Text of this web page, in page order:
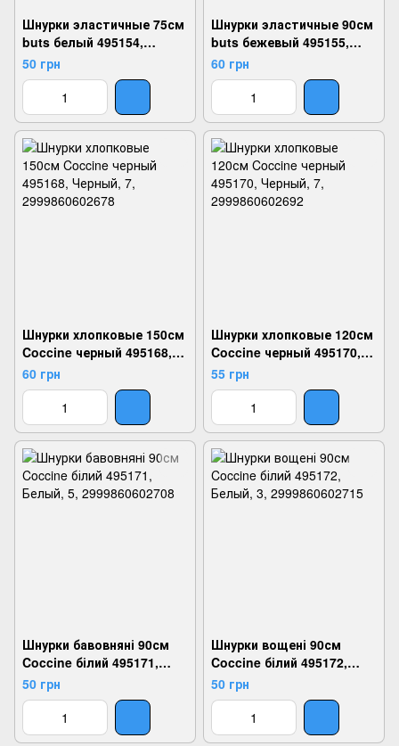
Шнурки эластичные 75см
buts белый 495154,
Черный, 2, 2999860586398
50 грн
Шнурки эластичные 90см
buts бежевый 495155,
Бежевый, 2,
2999860586404
60 грн
Шнурки хлопковые 150см
Coccine черный 495168,
Черный, 7, 2999860602678
60 грн
Шнурки хлопковые 120см
Coccine черный 495170,
Черный, 7, 2999860602692
55 грн
Шнурки бавовняні 90см
Coccine білий 495171,
Белый, 5, 2999860602708
50 грн
Шнурки вощені 90см
Coccine білий 495172,
Белый, 3, 2999860602715
50 грн